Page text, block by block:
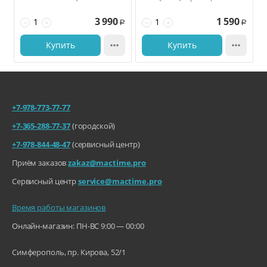
+
− 3 990 Р
Купить 
+
− 1 590 Р
Купить 
+7-978-773-77-77
+7-365-288-77-37(городской)
+7-978-844-48-47(сервисный центр)
Приём заказовzakaz@mactime.pro
Сервисный центрservice@mactime.pro
Время работы магазинов
Онлайн-магазин: ПН-ВС 9:00 — 00:00
Симферополь, пр. Кирова, 52/1